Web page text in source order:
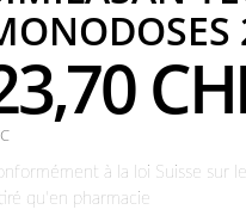
à la loi Suisse sur
qu'en pharmacie